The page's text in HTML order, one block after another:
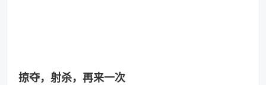
掠夺，射杀，再来一次